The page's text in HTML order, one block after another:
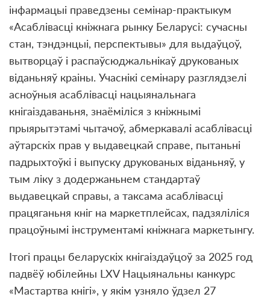
інфармацыі праведзены семінар-практыкум
«Асаблівасці кніжнага рынку Беларусі: сучасны
стан, тэндэнцыі, перспектывы» для выдаўцоў,
вытворцаў і распаўсюджальнікаў друкованых
віданьняў краіны. Учаснікі семінару разглядзелі
асноўныя асаблівасці нацыянальнага
кнігаіздаваньня, знаёміліся з кніжнымі
прыярытэтамі чытачоў, абмеркавалі асаблівасці
аўтарскіх прав у выдавецкай справе, пытаньні
падрыхтоўкі і выпуску друкованых віданьняў, у
тым ліку з додержаньнем стандартаў
выдавецкай справы, а таксама асаблівасці
працяганьня кніг на маркетплейсах, падзяліліся
працоўнымі інструментамі кніжнага маркетынгу.
Ітогі працы беларускіх кнігаіздаўцоў за 2025 год
падвёў юбілейны LXV Нацыянальны канкурс
«Мастартва кнігі», у якім узняло ўдзел 27